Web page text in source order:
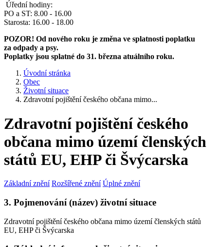
Úřední hodiny:
PO a ST: 8.00 - 16.00
Starosta: 16.00 - 18.00
POZOR! Od nového roku je změna ve splatnosti poplatku
za odpady a psy.
Poplatky jsou splatné do 31. března atuálního roku.
Úvodní stránka
Obec
Životní situace
Zdravotní pojištění českého občana mimo...
Zdravotní pojištění českého
občana mimo území členských
států EU, EHP či Švýcarska
Základní znění Rozšířené znění Úplné znění
3. Pojmenování (název) životní situace
Zdravotní pojištění českého občana mimo území členských států
EU, EHP či Švýcarska